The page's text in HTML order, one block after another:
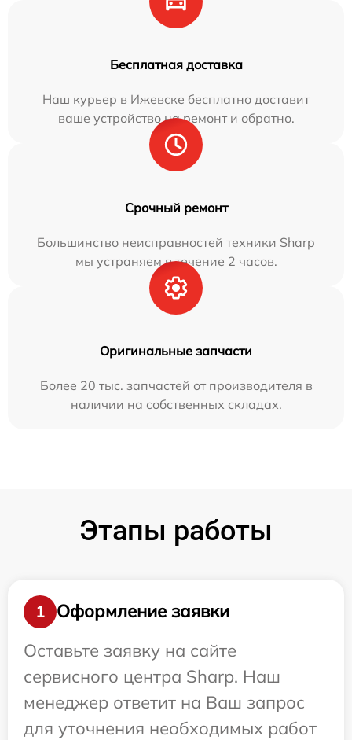
Бесплатная доставка
Наш курьер в Ижевске бесплатно доставит
ваше устройство на ремонт и обратно.
Срочный ремонт
Большинство неисправностей техники Sharp
мы устраняем в течение 2 часов.
Оригинальные запчасти
Более 20 тыс. запчастей от производителя в
наличии на собственных складах.
Этапы работы
1
Оформление заявки
Оставьте заявку на сайте
сервисного центра Sharp. Наш
менеджер ответит на Ваш запрос
для уточнения необходимых работ